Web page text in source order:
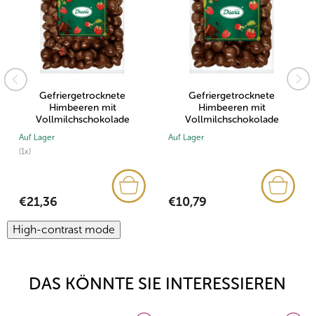
Gefriergetrocknete
Himbeeren mit
Vollmilchschokolade
(1x)
Auf Lager
€21,36
Gefriergetrocknete
Himbeeren mit
Vollmilchschokolade
Auf Lager
€10,79
High-contrast mode
DAS KÖNNTE SIE INTERESSIEREN